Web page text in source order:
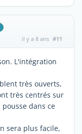
il y a 8 ans #11
L'intégration
très ouverts,
très centrés sur
dans ce
sera plus facile,